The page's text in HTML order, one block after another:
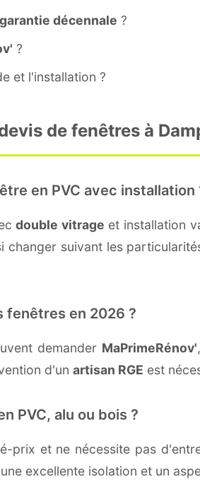
garantie décennale ?
?
et l'installation ?
de fenêtres à
en PVC avec installation
double vitrage et installation
suivant les
fenêtres en 2026 ?
demander MaPrimeRénov'
d'un artisan RGE est
PVC, alu ou bois ?
prix et ne nécessite pas
excellente isolation et un